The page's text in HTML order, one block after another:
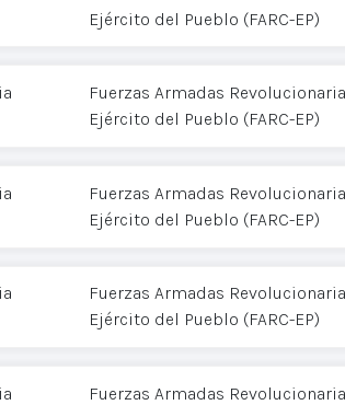
Ejército del Pueblo (FARC-EP)
Fuerzas Armadas
Ejército del Pueblo (FARC-EP)
Fuerzas Armadas
Ejército del Pueblo (FARC-EP)
Fuerzas Armadas
Ejército del Pueblo (FARC-EP)
Fuerzas Armadas